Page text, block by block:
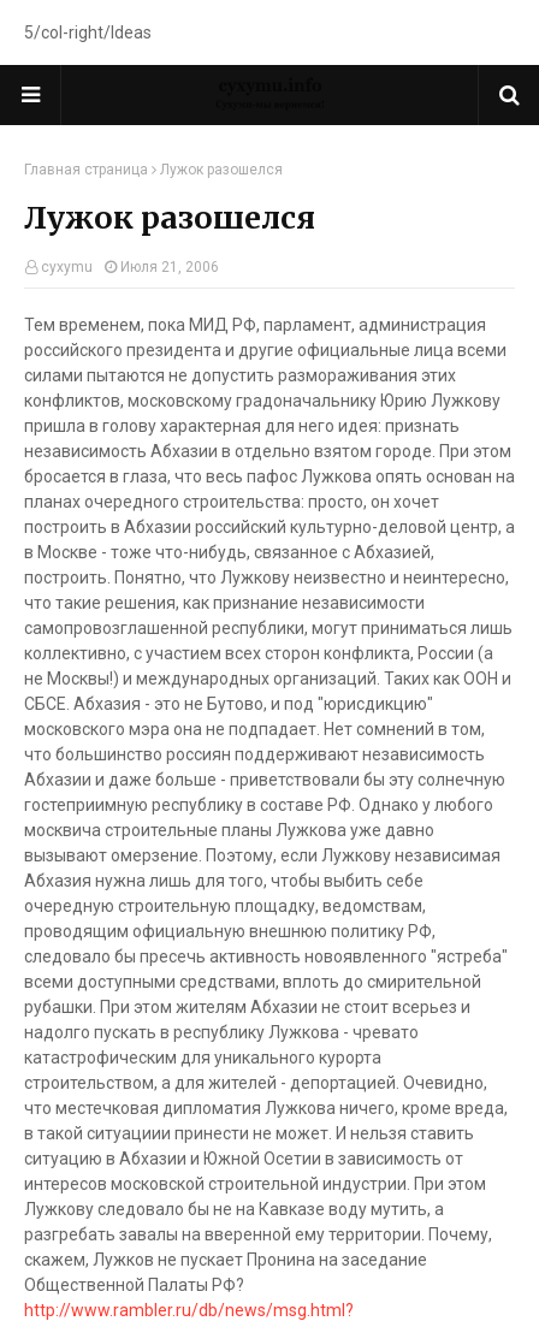
5/col-right/Ideas
Главная страница Лужок разошелся
Лужок разошелся
cyxymu Июля 21, 2006
Тем временем, пока МИД РФ, парламент, администрация
российского президента и другие официальные лица всеми
силами пытаются не допустить размораживания этих
конфликтов, московскому градоначальнику Юрию Лужкову
пришла в голову характерная для него идея: признать
независимость Абхазии в отдельно взятом городе. При этом
бросается в глаза, что весь пафос Лужкова опять основан на
планах очередного строительства: просто, он хочет
построить в Абхазии российский культурно-деловой центр, а
в Москве - тоже что-нибудь, связанное с Абхазией,
построить. Понятно, что Лужкову неизвестно и неинтересно,
что такие решения, как признание независимости
самопровозглашенной республики, могут приниматься лишь
коллективно, с участием всех сторон конфликта, России (а
не Москвы!) и международных организаций. Таких как ООН и
СБСЕ. Абхазия - это не Бутово, и под "юрисдикцию"
московского мэра она не подпадает. Нет сомнений в том,
что большинство россиян поддерживают независимость
Абхазии и даже больше - приветствовали бы эту солнечную
гостеприимную республику в составе РФ. Однако у любого
москвича строительные планы Лужкова уже давно
вызывают омерзение. Поэтому, если Лужкову независимая
Абхазия нужна лишь для того, чтобы выбить себе
очередную строительную площадку, ведомствам,
проводящим официальную внешнюю политику РФ,
следовало бы пресечь активность новоявленного "ястреба"
всеми доступными средствами, вплоть до смирительной
рубашки. При этом жителям Абхазии не стоит всерьез и
надолго пускать в республику Лужкова - чревато
катастрофическим для уникального курорта
строительством, а для жителей - депортацией. Очевидно,
что местечковая дипломатия Лужкова ничего, кроме вреда,
в такой ситуациии принести не может. И нельзя ставить
ситуацию в Абхазии и Южной Осетии в зависимость от
интересов московской строительной индустрии. При этом
Лужкову следовало бы не на Кавказе воду мутить, а
разгребать завалы на вверенной ему территории. Почему,
скажем, Лужков не пускает Пронина на заседание
Общественной Палаты РФ?
http://www.rambler.ru/db/news/msg.html?